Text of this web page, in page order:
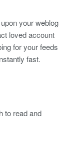
your weblog
loved account
for your feeds
fast.
to read and